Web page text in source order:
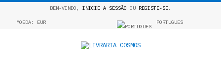
BEM-VINDO, INICIE A SESSÃO OU REGISTE-SE.
MOEDA: EUR PORTUGUES